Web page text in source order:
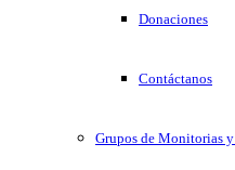
Donaciones
Contáctanos
Grupos de Monitorias